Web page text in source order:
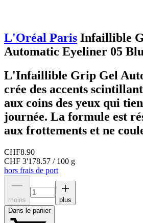
L'Oréal Paris Infaillible
Automatic Eyeliner 05
L'Infaillible Grip Gel
crée des accents
aux coins des yeux qui
journée. La formule est
aux frottements et ne
CHF8.90
CHF 3'178.57 / 100 g
hors frais de port
moins
plus
Dans le panier